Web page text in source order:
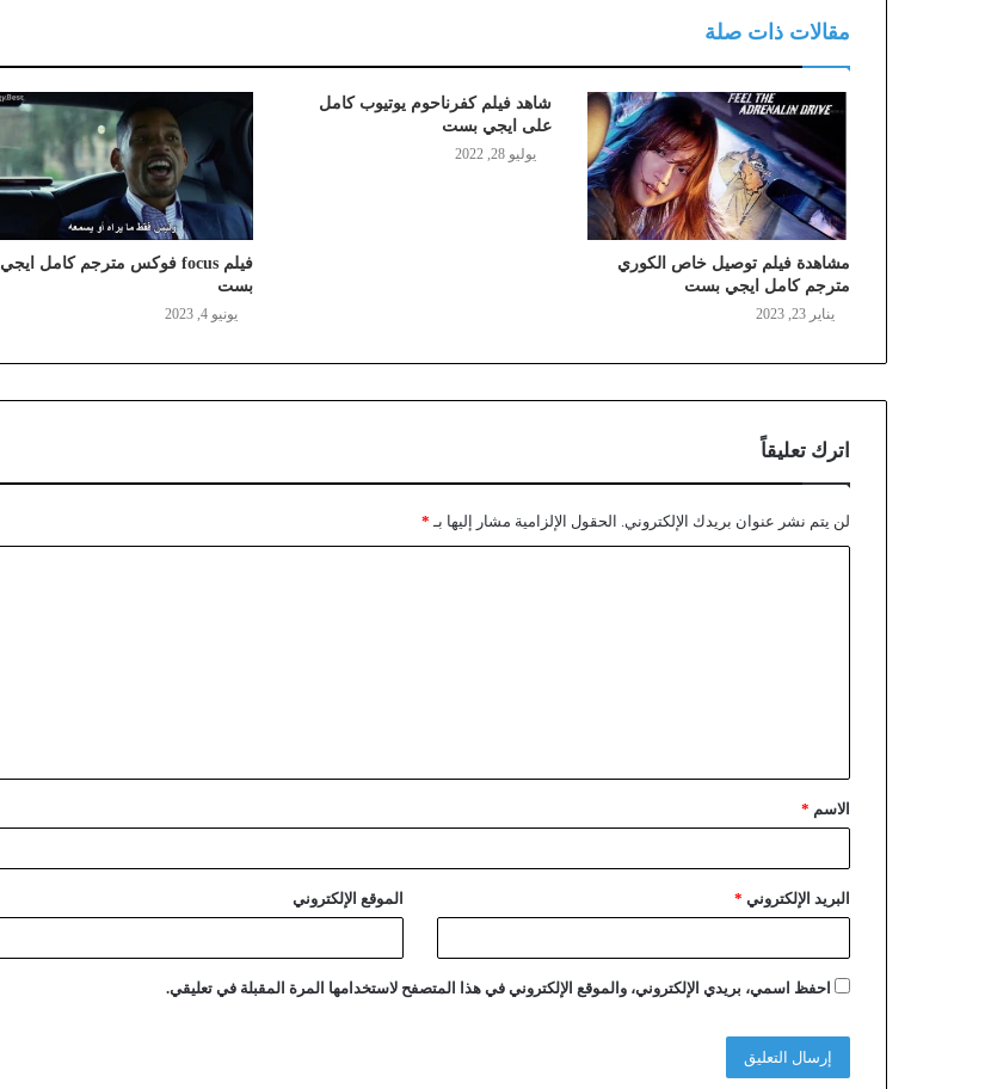
مقالات ذات صلة
مشاهدة فيلم توصيل خاص الكوري
مترجم كامل ايجي بست
يناير 23, 2023
شاهد فيلم كفرناحوم يوتيوب كامل
على ايجي بست
يوليو 28, 2022
فيلم focus فوكس مترجم كامل ايجي
بست
يونيو 4, 2023
اترك تعليقاً
لن يتم نشر عنوان بريدك الإلكتروني. الحقول الإلزامية مشار إليها بـ *
الاسم *
البريد الإلكتروني * الموقع الإلكتروني
احفظ اسمي، بريدي الإلكتروني، والموقع الإلكتروني في هذا المتصفح لاستخدامها المرة المقبلة في تعليقي.